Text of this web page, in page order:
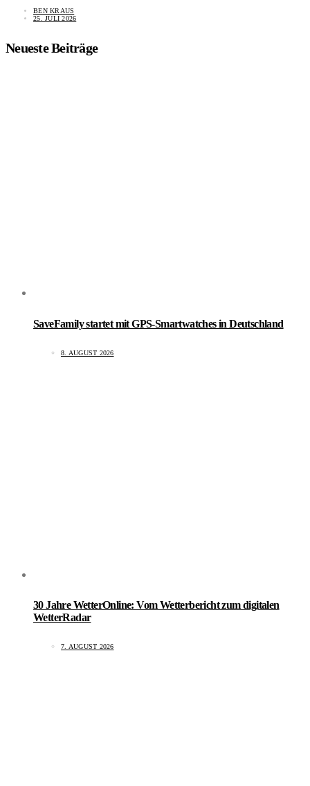
BEN KRAUS
25. JULI 2026
Neueste Beiträge
SaveFamily startet mit GPS-Smartwatches in Deutschland
8. AUGUST 2026
30 Jahre WetterOnline: Vom Wetterbericht zum digitalen
WetterRadar
7. AUGUST 2026